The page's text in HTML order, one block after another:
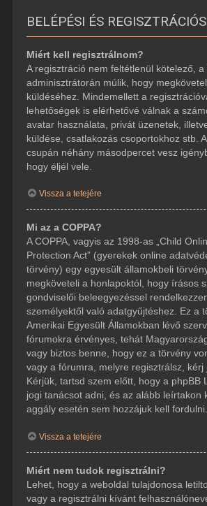
BELÉPÉSI ÉS
Miért kell regisztrálnom?
A regisztráció nem feltétlenül kötelező, a
adminisztrátorán múlik, hogy
küldéséhez. Mindemellett a
lehetőségek is elérhetővé válnak a
avatar használata, privát üzenetek,
küldése, csatlakozás csoportokhoz stb.
csupán néhány másodpercet vesz
hogy éljél vele.
Vissza a tetejére
Mi az a COPPA?
A COPPA, vagyis az 1998-as „Child
Protection Act” (gyerekek online
törvény) egy egyesült államokbeli
megköveteli a honlapoktól, hogy írásos
gondviselői beleegyezéssel
személyektől való adatgyűjtéshez. Ez a
Amerikai Egyesült Államokban lévő
fórumokra érvényes, tehát
vagy biztos benne, hogy ez a törvény
vagy a fórumra, melyre regisztrálsz, kérj
Kérjük, tartsd szem előtt, hogy a phpBB
jogi tanácsot adni, és az alább leírtakon
aggály esetén sem hozzájuk kell fordulni.
Vissza a tetejére
Miért nem tudok regisztrálni?
Lehet, hogy a weboldal tulajdonosa
vagy a regisztrálni kívánt